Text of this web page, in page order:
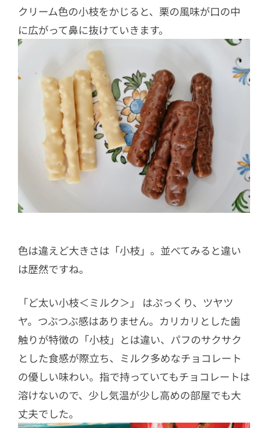
クリーム色の小枝をかじると、栗の風味が口の中
に広がって鼻に抜けていきます。
色は違えど大きさは「小枝」。並べてみると違い
は歴然ですね。
「ど太い小枝＜ミルク＞」 はぷっくり、ツヤツ
ヤ。つぶつぶ感はありません。カリカリとした歯
触りが特徴の「小枝」とは違い、パフのサクサク
とした食感が際立ち、ミルク多めなチョコレート
の優しい味わい。指で持っていてもチョコレートは
溶けないので、少し気温が少し高めの部屋でも大
丈夫でした。